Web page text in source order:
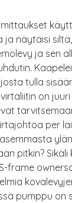
ja näytäisi
ja sen
tulla
on
per
pitkin?
frame
pumppu on